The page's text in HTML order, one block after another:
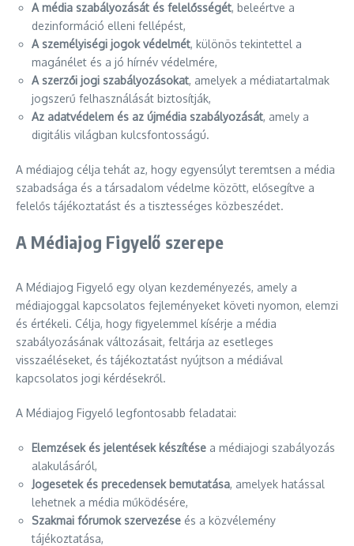
A média szabályozását és felelősségét, beleértve a
dezinformáció elleni fellépést,
A személyiségi jogok védelmét, különös tekintettel a
magánélet és a jó hírnév védelmére,
A szerzői jogi szabályozásokat, amelyek a médiatartalmak
jogszerű felhasználását biztosítják,
Az adatvédelem és az újmédia szabályozását, amely a
digitális világban kulcsfontosságú.
A médiajog célja tehát az, hogy egyensúlyt teremtsen a média
szabadsága és a társadalom védelme között, elősegítve a
felelős tájékoztatást és a tisztességes közbeszédet.
A Médiajog Figyelő szerepe
A Médiajog Figyelő egy olyan kezdeményezés, amely a
médiajoggal kapcsolatos fejleményeket követi nyomon, elemzi
és értékeli. Célja, hogy figyelemmel kísérje a média
szabályozásának változásait, feltárja az esetleges
visszaéléseket, és tájékoztatást nyújtson a médiával
kapcsolatos jogi kérdésekről.
A Médiajog Figyelő legfontosabb feladatai:
Elemzések és jelentések készítése a médiajogi szabályozás
alakulásáról,
Jogesetek és precedensek bemutatása, amelyek hatással
lehetnek a média működésére,
Szakmai fórumok szervezése és a közvélemény
tájékoztatása,